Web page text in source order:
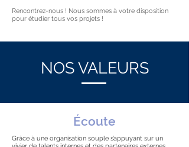
Rencontrez-nous ! Nous sommes à votre disposition
pour étudier tous vos projets !
NOS VALEURS
Écoute
Grâce à une organisation souple s’appuyant sur un